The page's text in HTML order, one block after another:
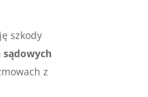
szkody
sądowych
z